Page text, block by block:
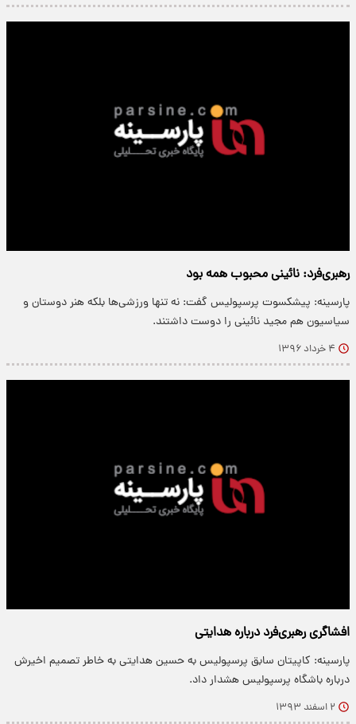
رهبری‌فرد: نائینی محبوب همه بود
پارسینه: پیشکسوت پرسپولیس گفت: نه تنها ورزشی‌ها بلکه هنر دوستان و
سیاسیون هم مجید نائینی را دوست داشتند.
۴ خرداد ۱۳۹۶
افشاگری رهبری‌فرد درباره هدایتی
پارسینه: کاپیتان سابق پرسپولیس به حسین هدایتی به خاطر تصمیم اخیرش
درباره باشگاه پرسپولیس هشدار داد.
۲ اسفند ۱۳۹۳